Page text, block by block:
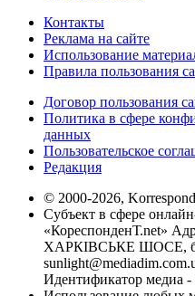
Контакты
Реклама на сайте
Использование
Правила пользования
Договор пользования
Политика в сфере
данных
Пользовательское
Редакция
© 2000-2026,
Субъект в сфере
«КореспонденТ.net»
ХАРКІВСЬКЕ ШОСЕ,
Идентификатор медиа -